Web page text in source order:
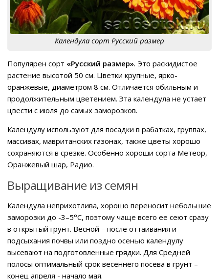
Календула сорт Русский размер
Популярен сорт «Русский размер». Это раскидистое
растение высотой 50 см. Цветки крупные, ярко-
оранжевые, диаметром 8 см. Отличается обильным и
продолжительным цветением. Эта календула не устает
цвести с июля до самых заморозков.
Календулу используют для посадки в рабатках, группах,
массивах, мавританских газонах, также цветы хорошо
сохраняются в срезке. Особенно хороши сорта Метеор,
Оранжевый шар, Радио.
Выращивание из семян
Календула неприхотлива, хорошо переносит небольшие
заморозки до -3–5°C, поэтому чаще всего ее сеют сразу
в открытый грунт. Весной – после оттаивания и
подсыхания почвы или поздно осенью календулу
высевают на подготовленные грядки. Для Средней
полосы оптимальный срок весеннего посева в грунт –
конец апреля - начало мая.